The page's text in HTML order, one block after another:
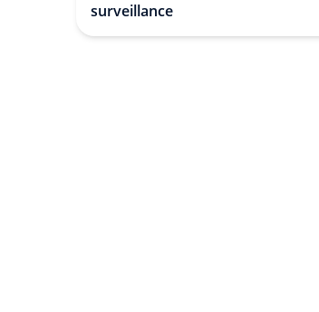
surveillance